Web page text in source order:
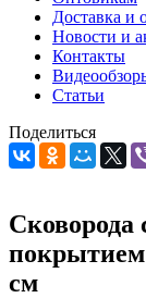
Доставка и
Новости и
Контакты
Статьи
Поделиться
см